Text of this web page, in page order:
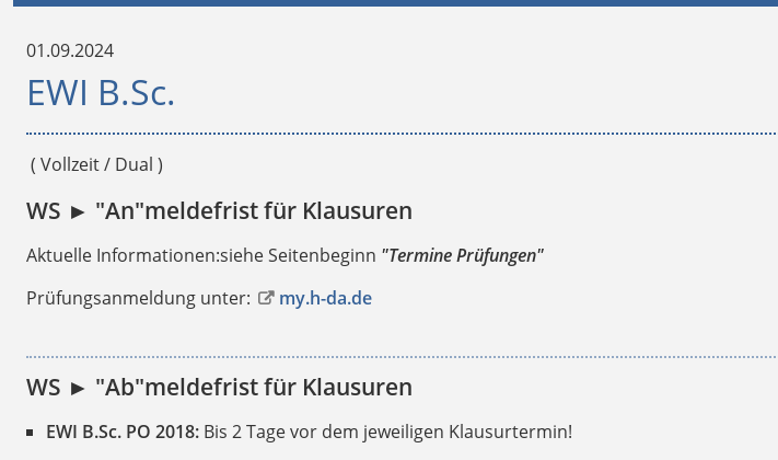
01.09.2024
EWI B.Sc.
( Vollzeit / Dual )
WS ► "An"meldefrist für Klausuren
Aktuelle Informationen:siehe Seitenbeginn "Termine Prüfungen"
Prüfungsanmeldung unter:
my.h-da.de
WS ► "Ab"meldefrist für Klausuren
EWI B.Sc. PO 2018:Bis 2 Tage vor dem jeweiligen Klausurtermin!